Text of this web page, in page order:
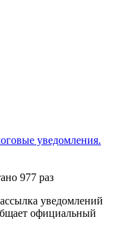
977 раз
уведомлений
официальный